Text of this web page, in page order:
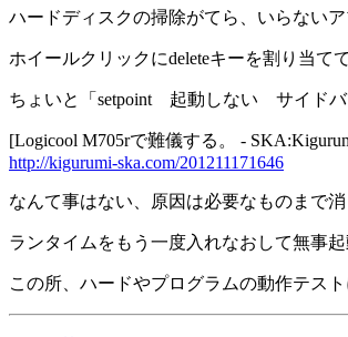
ハードディスクの掃除がてら、いらない
ホイールクリックにdeleteキーを割り当て
ちょいと「setpoint 起動しない サイドバ
[Logicool M705rで難儀する。 -
http://kigurumi-ska.com/201211171646
なんて事はない、原因は必要なものまで消
ランタイムをもう一度入れなおして無事起
この所、ハードやプログラムの動作テス